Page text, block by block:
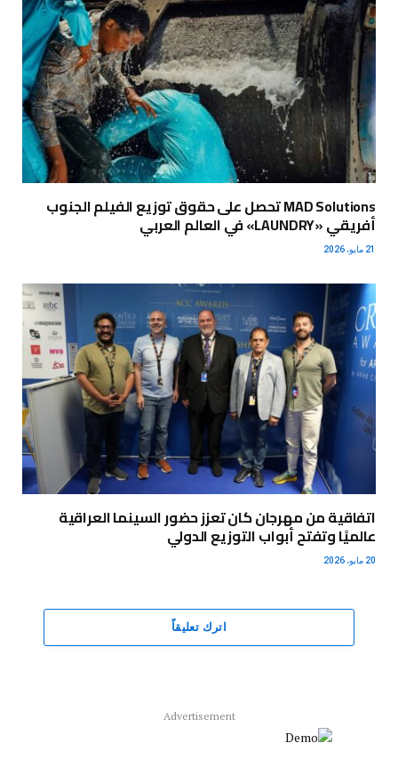
MAD Solutions تحصل على حقوق توزيع الفيلم الجنوب
أفريقي «LAUNDRY» في العالم العربي
21 مايو، 2026
اتفاقية من مهرجان كان تعزز حضور السينما العراقية
عالميًا وتفتح أبواب التوزيع الدولي
20 مايو، 2026
اترك تعليقاً
Advertisement